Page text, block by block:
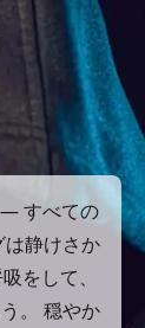
すべての
静けさか
をして、
。 穏やか